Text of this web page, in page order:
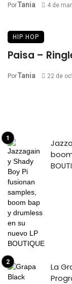
PorTania 4 de
HIP HOP
Paisa –
PorTania 22 de
La